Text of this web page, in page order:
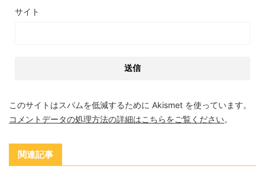
サイト
このサイトはスパムを低減するために Akismet を使っています。
コメントデータの処理方法の詳細はこちらをご覧ください。
関連記事